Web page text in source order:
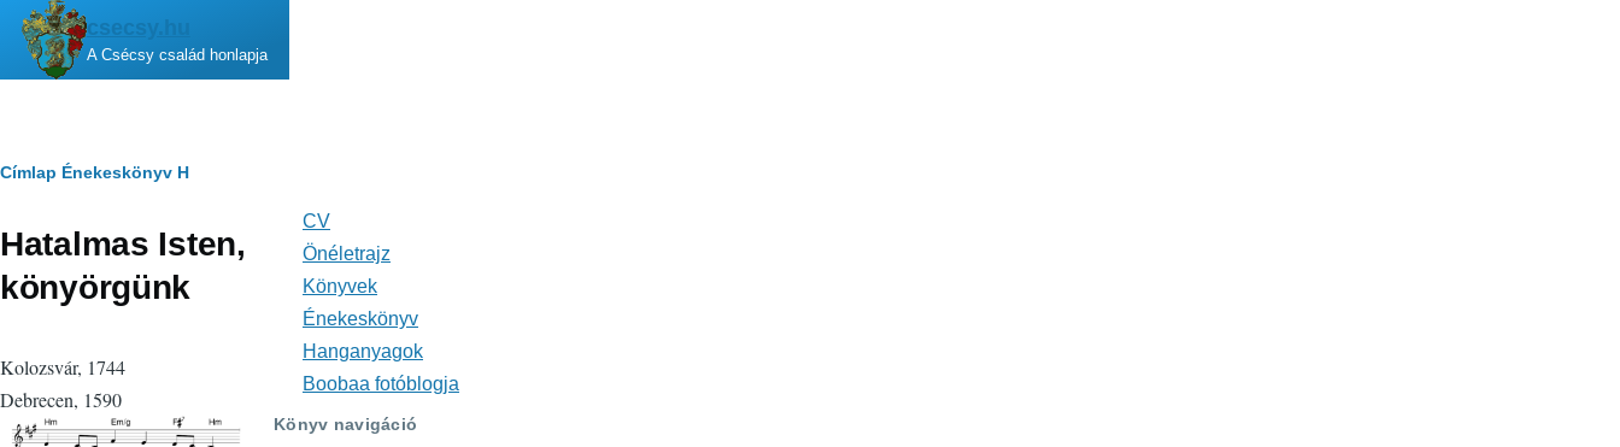
Ugrás a tartalomra
csecsy.hu
A Csécsy család honlapja
Morzsa
Címlap Énekeskönyv H
Hatalmas Isten,
könyörgünk
Kolozsvár, 1744
Debrecen, 1590
navigáció
CV
Önéletrajz
Könyvek
Énekeskönyv
Hanganyagok
Boobaa fotóblogja
Könyv navigáció